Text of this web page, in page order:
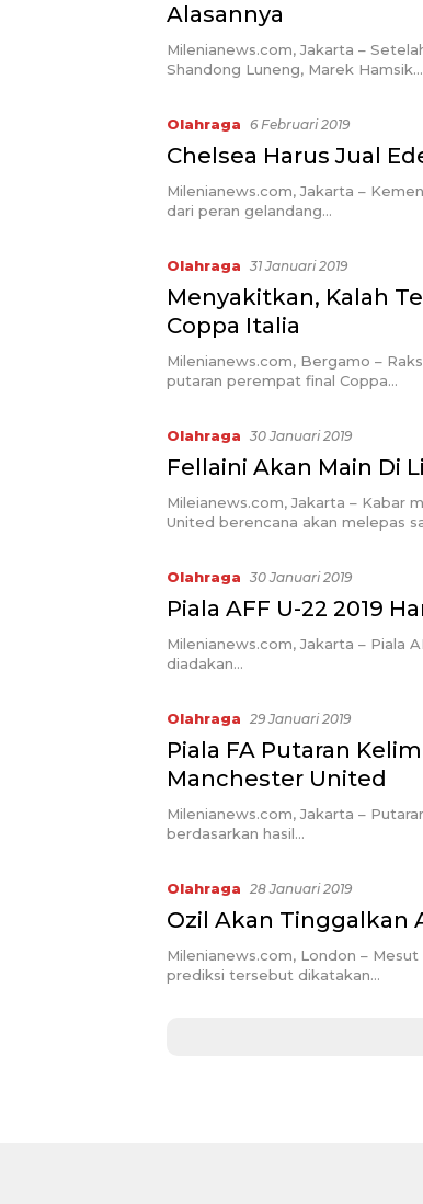
Alasannya
Milenianews.com, Jakarta –
Shandong Luneng, Marek Hamsik…
Olahraga 6 Februari 2019
Chelsea Harus Jual
Milenianews.com, Jakarta –
dari peran gelandang…
Olahraga 31 Januari 2019
Menyakitkan, Kalah
Coppa Italia
Milenianews.com, Bergamo –
putaran perempat final Coppa…
Olahraga 30 Januari 2019
Fellaini Akan Main Di
Mileianews.com, Jakarta – Kabar
United berencana akan melepas
Olahraga 30 Januari 2019
Piala AFF U-22 2019
Milenianews.com, Jakarta – Piala
diadakan…
Olahraga 29 Januari 2019
Piala FA Putaran
Manchester United
Milenianews.com, Jakarta –
berdasarkan hasil…
Olahraga 28 Januari 2019
Ozil Akan Tinggalkan
Milenianews.com, London –
prediksi tersebut dikatakan…